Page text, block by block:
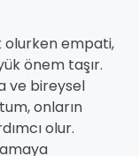
olurken empati,
önem taşır.
ve bireysel
onların
olur.